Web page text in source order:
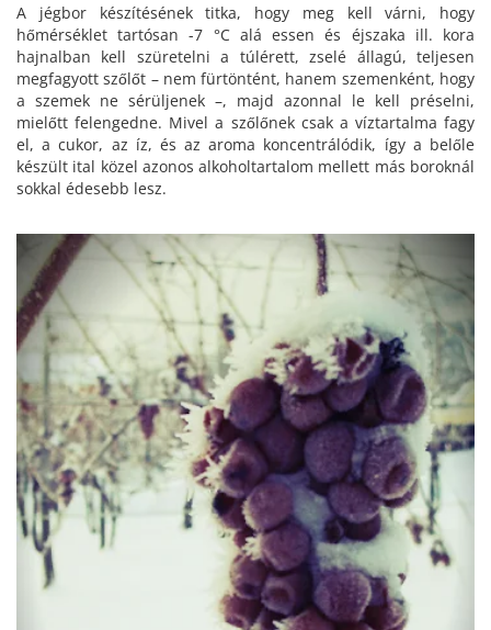
A jégbor készítésének titka, hogy meg kell várni, hogy
hőmérséklet tartósan -7 °C alá essen és éjszaka ill. kora
hajnalban kell szüretelni a túlérett, zselé állagú, teljesen
megfagyott szőlőt – nem fürtöntént, hanem szemenként, hogy
a szemek ne sérüljenek –, majd azonnal le kell préselni,
mielőtt felengedne. Mivel a szőlőnek csak a víztartalma fagy
el, a cukor, az íz, és az aroma koncentrálódik, így a belőle
készült ital közel azonos alkoholtartalom mellett más boroknál
sokkal édesebb lesz.